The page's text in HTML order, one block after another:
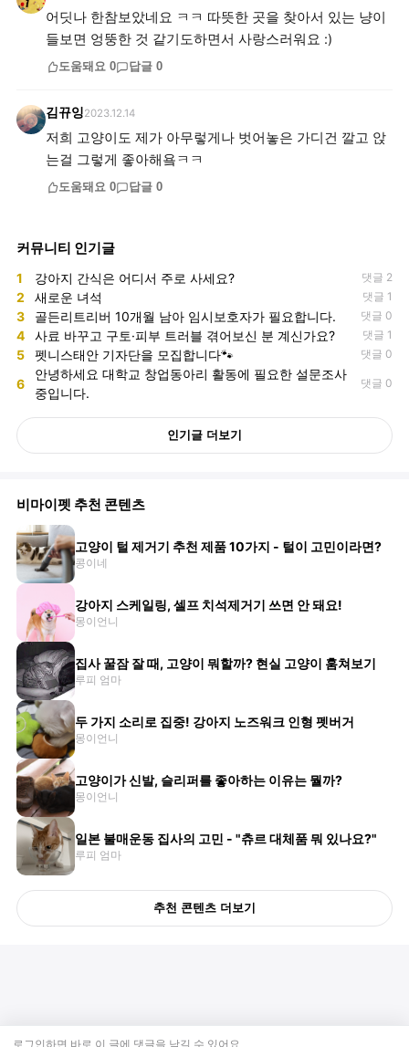
어딧나 한참보았네요 ㅋㅋ 따뜻한 곳을 찾아서 있는 냥이
들보면 엉뚱한 것 같기도하면서 사랑스러워요 :)
도움돼요 0 답글 0
김뀨잉2023.12.14
저희 고양이도 제가 아무렇게나 벗어놓은 가디건 깔고 앉
는걸 그렇게 좋아해욬ㅋㅋ
도움돼요 0 답글 0
커뮤니티 인기글
1 강아지 간식은 어디서 주로 사세요? 댓글 2
2 새로운 녀석 댓글 1
3 골든리트리버 10개월 남아 임시보호자가 필요합니다. 댓글 0
4 사료 바꾸고 구토·피부 트러블 겪어보신 분 계신가요? 댓글 1
5 펫니스태안 기자단을 모집합니다🐾 댓글 0
6
안녕하세요 대학교 창업동아리 활동에 필요한 설문조사
중입니다.
댓글 0
인기글 더보기
비마이펫 추천 콘텐츠
고양이 털 제거기 추천 제품 10가지 - 털이 고민이라면?
콩이네
강아지 스케일링, 셀프 치석제거기 쓰면 안 돼요!
몽이언니
집사 꿀잠 잘 때, 고양이 뭐할까? 현실 고양이 훔쳐보기
루피 엄마
두 가지 소리로 집중! 강아지 노즈워크 인형 펫버거
몽이언니
고양이가 신발, 슬리퍼를 좋아하는 이유는 뭘까?
몽이언니
일본 불매운동 집사의 고민 - "츄르 대체품 뭐 있나요?"
루피 엄마
추천 콘텐츠 더보기
로그인하면 바로 이 글에 댓글을 남길 수 있어요